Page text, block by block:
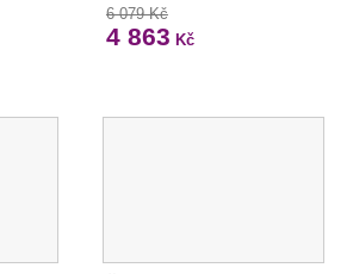
6 079 Kč
4 863 Kč